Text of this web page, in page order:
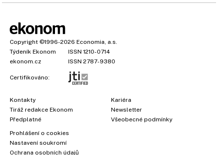
Copyright ©1996-2026 Economia, a.s.
Týdeník Ekonom
ISSN 1210-0714
ekonom.cz
ISSN 2787-9380
Certifikováno:
Kontakty
Tiráž redakce Ekonom
Předplatné
Kariéra
Newsletter
Všeobecné podmínky
Prohlášení o cookies
Nastavení soukromí
Ochrana osobních údajů